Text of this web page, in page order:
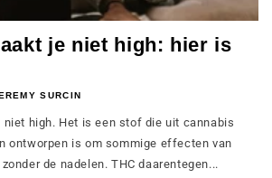
je niet high: hier is
SURCIN
niet high. Het is een stof die uit cannabis
ontworpen is om sommige effecten van
de nadelen. THC daarentegen...